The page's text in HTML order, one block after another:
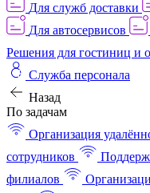
Для служб доставки
Для автосервисов
Решения для гостиниц и
Служба персонала
Назад
По задачам
Организация
сотрудников
филиалов